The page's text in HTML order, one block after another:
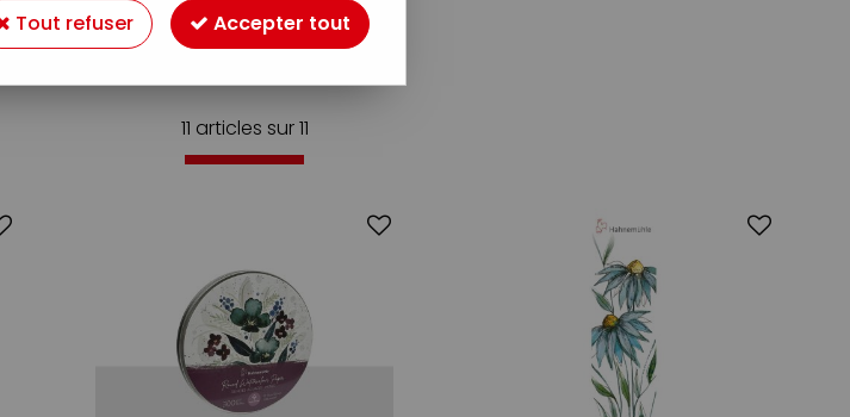
11 articles sur11
Tout refuser Accepter tout